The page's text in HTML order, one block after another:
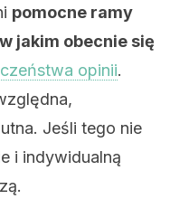
pomocne ramy
jakim obecnie się
opinii.
Jeśli tego nie
i indywidualną